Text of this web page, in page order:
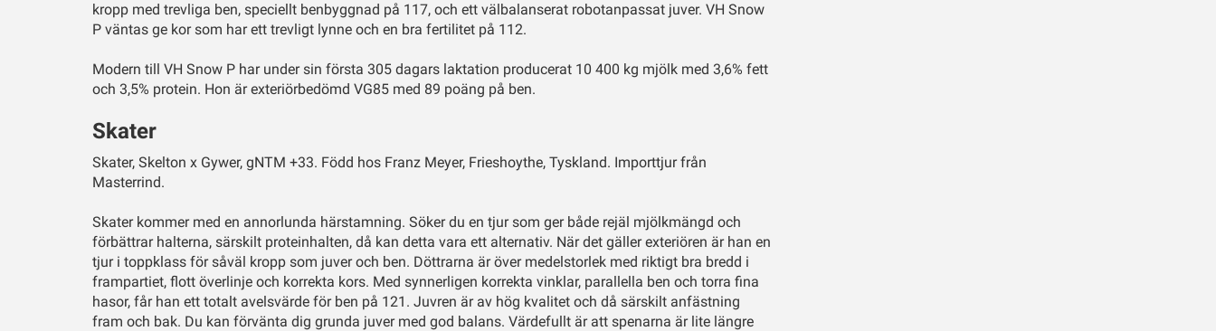
kropp med trevliga ben, speciellt benbyggnad på 117, och ett välbalanserat robotanpassat juver. VH Snow
P väntas ge kor som har ett trevligt lynne och en bra fertilitet på 112.
Modern till VH Snow P har under sin första 305 dagars laktation producerat 10 400 kg mjölk med 3,6% fett
och 3,5% protein. Hon är exteriörbedömd VG85 med 89 poäng på ben.
Skater
Skater, Skelton x Gywer, gNTM +33. Född hos Franz Meyer, Frieshoythe, Tyskland. Importtjur från
Masterrind.
Skater kommer med en annorlunda härstamning. Söker du en tjur som ger både rejäl mjölkmängd och
förbättrar halterna, särskilt proteinhalten, då kan detta vara ett alternativ. När det gäller exteriören är han en
tjur i toppklass för såväl kropp som juver och ben. Döttrarna är över medelstorlek med riktigt bra bredd i
frampartiet, flott överlinje och korrekta kors. Med synnerligen korrekta vinklar, parallella ben och torra fina
hasor, får han ett totalt avelsvärde för ben på 121. Juvren är av hög kvalitet och då särskilt anfästning
fram och bak. Du kan förvänta dig grunda juver med god balans. Värdefullt är att spenarna är lite längre